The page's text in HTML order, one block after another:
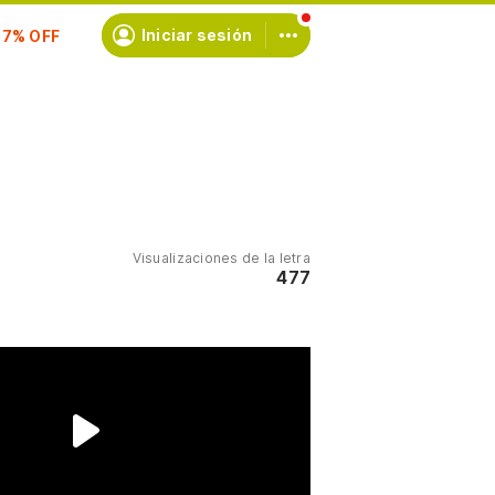
Iniciar sesión
Visualizaciones de la letra
477